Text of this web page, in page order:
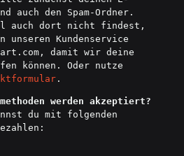
auch den Spam-Ordner.
auch dort nicht findest,
unseren Kundenservice
, damit wir deine
können. Oder nutze
.
werden akzeptiert?
du mit folgenden